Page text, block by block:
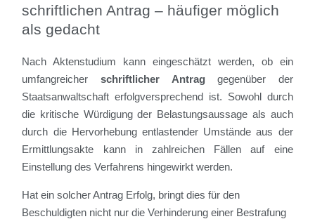
schriftlichen Antrag – häufiger möglich
als gedacht
Nach Aktenstudium kann eingeschätzt werden, ob ein
umfangreicher schriftlicher Antraggegenüber der
Staatsanwaltschaft erfolgversprechend ist. Sowohl durch
die kritische Würdigung der Belastungsaussage als auch
durch die Hervorhebung entlastender Umstände aus der
Ermittlungsakte kann in zahlreichen Fällen auf eine
Einstellung des Verfahrens hingewirkt werden.
Hat ein solcher Antrag Erfolg, bringt dies für den
Beschuldigten nicht nur die Verhinderung einer Bestrafung